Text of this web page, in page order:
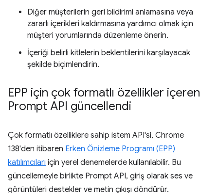
Diğer müşterilerin geri bildirimi anlamasına veya
zararlı içerikleri kaldırmasına yardımcı olmak için
müşteri yorumlarında düzenleme önerin.
İçeriği belirli kitlelerin beklentilerini karşılayacak
şekilde biçimlendirin.
EPP için çok formatlı özellikler içeren
Prompt API güncellendi
Çok formatlı özelliklere sahip istem API'si, Chrome
138'den itibaren Erken Önizleme Programı (EPP)
katılımcıları için yerel denemelerde kullanılabilir. Bu
güncellemeyle birlikte Prompt API, giriş olarak ses ve
görüntüleri destekler ve metin çıkışı döndürür.